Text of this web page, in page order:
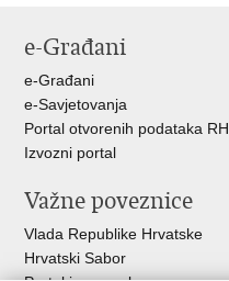
FacebookuTwitteru
e-Građani
e-Građani
e-Savjetovanja
Portal otvorenih podataka RH
Izvozni portal
Važne poveznice
Vlada Republike Hrvatske
Hrvatski Sabor